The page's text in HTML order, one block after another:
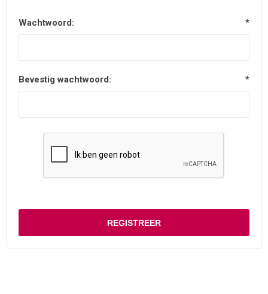
Wachtwoord: *
Bevestig wachtwoord: *